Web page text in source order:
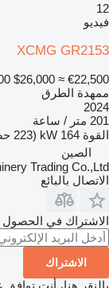
12
فيديو
XCMG GR2153
$26,000 ≈ €22,500
ممهدة الطرق
2024
201 متر / ساعة
القوة 164 kW (223 حصان)
الصين
Trading Co.,Ltd
الاتصال بالبائع
الاشتراك في
الاشتراك
بالنقر هنا، أنت